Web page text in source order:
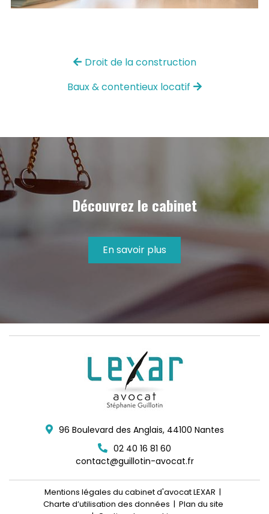
Droit de la construction
Baux & contentieux locatif
Découvrez le cabinet
En savoir plus
96 Boulevard des Anglais, 44100 Nantes
02 40 16 81 60
contact@guillotin-avocat.fr
Mentions légales du cabinet d'avocat LEXAR
Charte d’utilisation des données
Plan du site